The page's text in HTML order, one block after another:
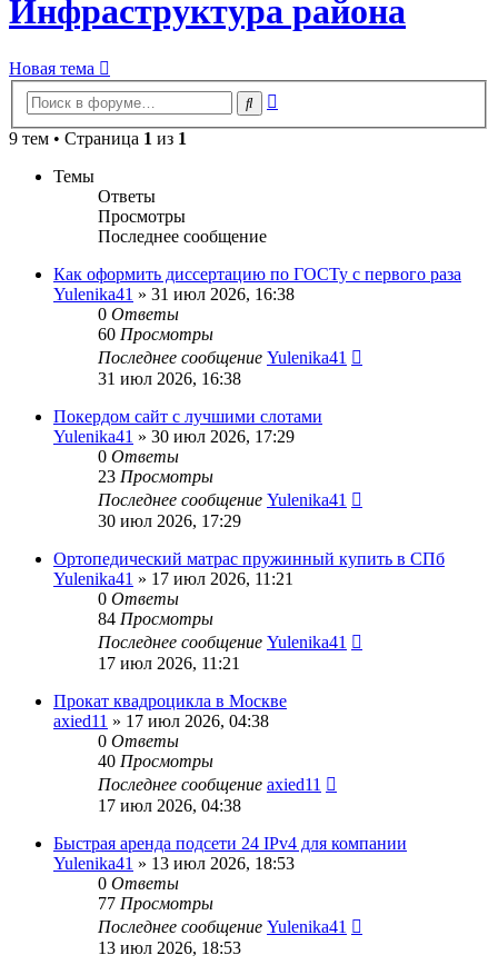
Инфраструктура района
Новая тема
Поиск
9 тем • Страница 1 из 1
Темы
Ответы
Просмотры
Последнее сообщение
Как оформить диссертацию по ГОСТу с первого раза
Yulenika41 » 31 июл 2026, 16:38
0 Ответы
60 Просмотры
Последнее сообщение Yulenika41
31 июл 2026, 16:38
Покердом сайт с лучшими слотами
Yulenika41 » 30 июл 2026, 17:29
0 Ответы
23 Просмотры
Последнее сообщение Yulenika41
30 июл 2026, 17:29
Ортопедический матрас пружинный купить в СПб
Yulenika41 » 17 июл 2026, 11:21
0 Ответы
84 Просмотры
Последнее сообщение Yulenika41
17 июл 2026, 11:21
Прокат квадроцикла в Москве
axied11 » 17 июл 2026, 04:38
0 Ответы
40 Просмотры
Последнее сообщение axied11
17 июл 2026, 04:38
Быстрая аренда подсети 24 IPv4 для компании
Yulenika41 » 13 июл 2026, 18:53
0 Ответы
77 Просмотры
Последнее сообщение Yulenika41
13 июл 2026, 18:53